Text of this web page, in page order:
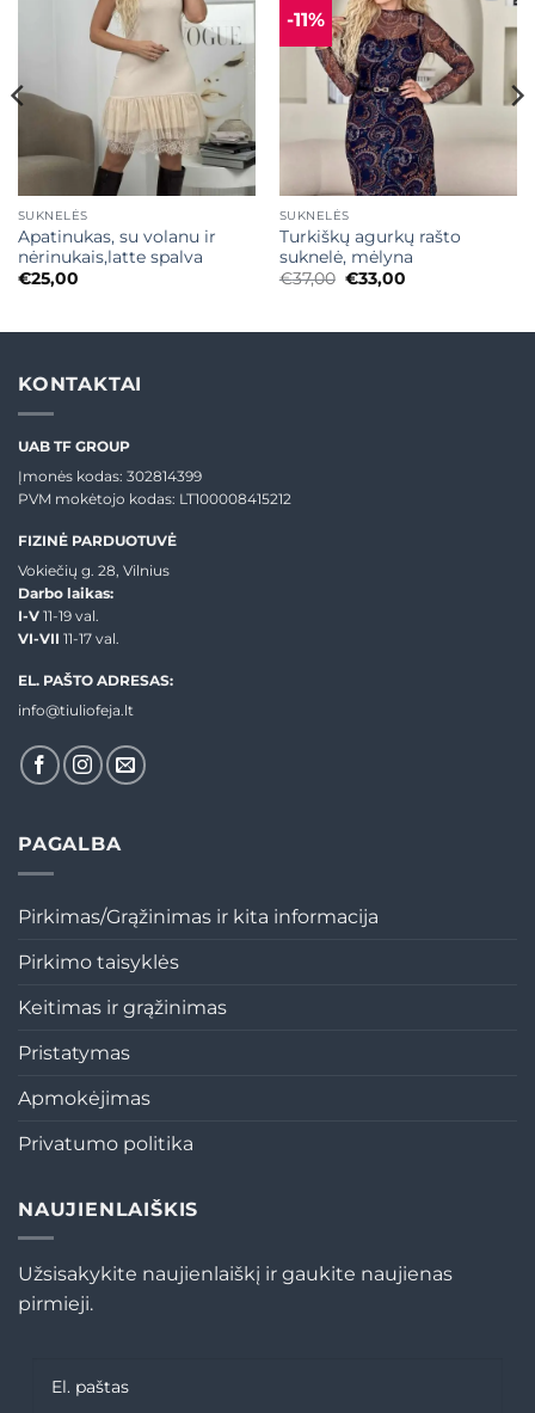
Mėgstamiausias
SUKNELĖS
Apatinukas, su volanu ir
nėrinukais,latte spalva
€25,00
-11% Mėgstamiausias
SUKNELĖS
Turkiškų agurkų rašto
suknelė, mėlyna
€37,00 Original
price
€33,00Current
KONTAKTAI
UAB TF GROUP
Įmonės kodas: 302814399
PVM mokėtojo kodas: LT100008415212
FIZINĖ PARDUOTUVĖ
Vokiečių g. 28, Vilnius
Darbo laikas:
I-V 11-19 val.
VI-VII 11-17 val.
EL. PAŠTO ADRESAS:
info@tiuliofeja.lt
PAGALBA
Pirkimas/Grąžinimas ir kita informacija
Pirkimo taisyklės
Keitimas ir grąžinimas
Pristatymas
Apmokėjimas
Privatumo politika
NAUJIENLAIŠKIS
Užsisakykite naujienlaiškį ir gaukite naujienas
pirmieji.